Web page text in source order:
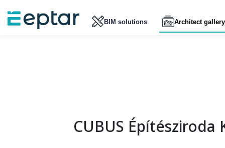
BIM solutions Architect gallery
CUBUS Építésziroda